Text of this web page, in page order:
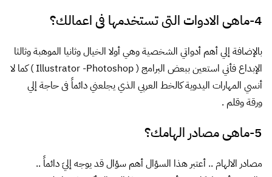
4-ماهى الادوات التى تستخدمها فى اعمالك؟
بالإضافة إلي أهم أدواتي الشخصية وهي أولا الخيال وثانيا الموهبة وثالثا
الإبداع فأني استعين ببعض البرامج ( Illustrator -Photoshop ) كما لا
أنسي المهارات اليدوية كالخط العربي الذي يجلعني دائماً فى حاجة إلي
ورقة وقلم .
5-ماهى مصادر الهامك؟
مصادر الالهام .. أعتبر هذا السؤال أهم سؤال قد يوجه إليَ دائماً ..